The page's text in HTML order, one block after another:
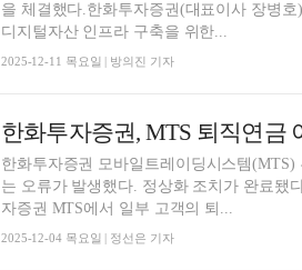
을 체결했다.한화투자증권(대표이사 장병
디지털자산 인프라 구축을 위한...
2025-12-11 목요일 | 방의진 기자
한화투자증권 모바일트레이딩시스템
는 오류가 발생했다. 정상화 조치가 완료됐
자증권 MTS에서 일부 고객의 퇴...
2025-12-04 목요일 | 정선은 기자